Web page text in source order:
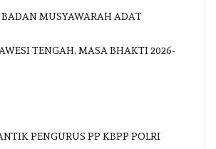
MUSYAWARAH ADAT
TENGAH, MASA BHAKTI 2026-
PENGURUS PP KBPP POLRI